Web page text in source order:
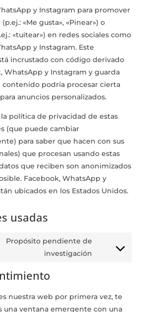
y Instagram para promover
«Me gusta», «Pinear») o
«tuitear») en redes sociales como
y Instagram. Este
incrustado con código derivado
WhatsApp y Instagram y guarda
contenido podría procesar cierta
anuncios personalizados.
política de privacidad de estas
(que puede cambiar
para saber que hacen con sus
que procesan usando estas
que reciben son anonimizados
Facebook, WhatsApp y
ubicados en los Estados Unidos.
usadas
Propósito pendiente de
investigación
Consent
nuestra web por primera vez, te
una ventana emergente con una